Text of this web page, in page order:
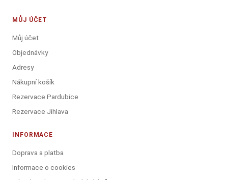
MŮJ ÚČET
Můj účet
Objednávky
Adresy
Nákupní košík
Rezervace Pardubice
Rezervace Jihlava
INFORMACE
Doprava a platba
Informace o cookies